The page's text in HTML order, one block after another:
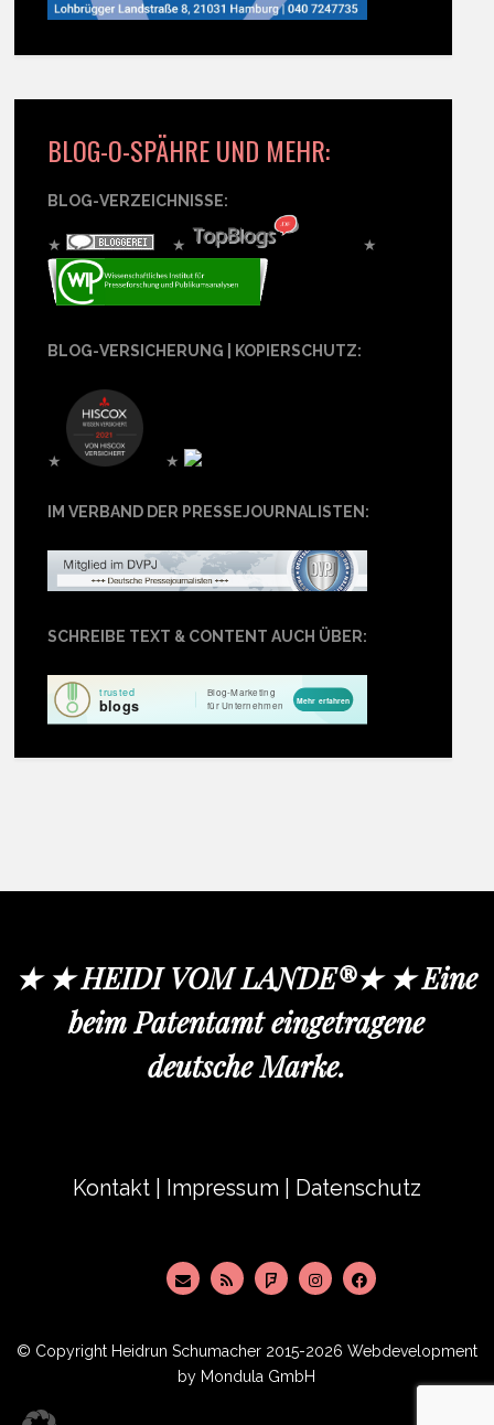
BLOG-O-SPÄHRE UND MEHR:
BLOG-VERZEICHNISSE:
★ ★ ★
BLOG-VERSICHERUNG | KOPIERSCHUTZ:
★ ★
IM VERBAND DER PRESSEJOURNALISTEN:
SCHREIBE TEXT & CONTENT AUCH ÜBER:
★ ★ HEIDI VOM LANDE®★ ★ Eine
beim Patentamt eingetragene
deutsche Marke.
Kontakt Impressum Datenschutz
© Copyright Heidrun Schumacher 2015-2026 Webdevelopment
by Mondula GmbH